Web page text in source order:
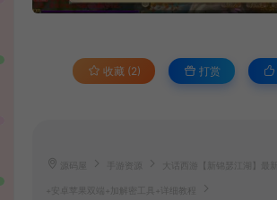
收藏 (2) 打赏
手游资源 大话西游【新锦瑟江湖】最
+安卓苹果双端+加解密工具+详细教程